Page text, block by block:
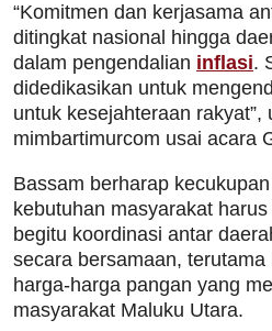
“Komitmen dan kerjasama
ditingkat nasional hingga
dalam pengendalian inflasi.
didedikasikan untuk
untuk kesejahteraan
mimbartimurcom usai acara
Bassam berharap
kebutuhan masyarakat
begitu koordinasi antar
secara bersamaan, terutama
harga-harga pangan yang
masyarakat Maluku Utara.